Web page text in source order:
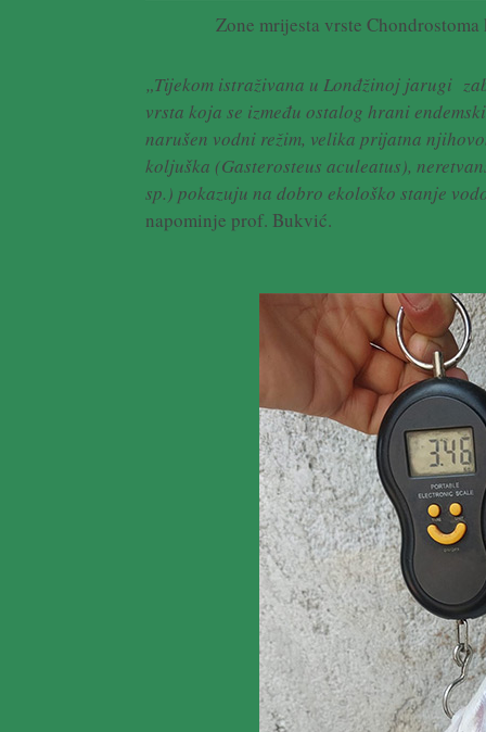
Zone mrijesta vrste
„Tijekom istraživana u Lonđžinoj jarugi
vrsta koja se između ostalog hrani
narušen vodni režim, velika prijatna
koljuška (Gasterosteus aculeatus),
sp.) pokazuju na dobro ekološko stanje
napominje prof. Bukvić.